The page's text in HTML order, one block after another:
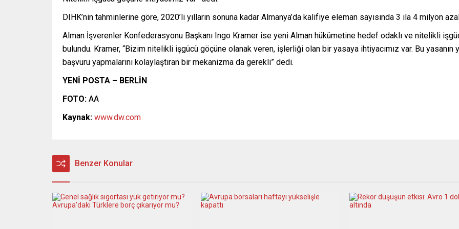
DIHK’nin tahminlerine göre, 2020’li yılların sonuna kadar Almanya’da kalifiye eleman sayısında 3 ila 4 milyon
Alman İşverenler Konfederasyonu Başkanı Ingo Kramer ise yeni Alman hükümetine hedef odaklı ve nitelikli
bulundu. Kramer, “Bizim nitelikli işgücü göçüne olanak veren, işlerliği olan bir yasaya ihtiyacımız var. Bu yasanın
başvuru yapmalarını kolaylaştıran bir mekanizma da gerekli” dedi.
YENİ POSTA – BERLİN
FOTO: AA
Kaynak: www.dw.com
Benzer Konular